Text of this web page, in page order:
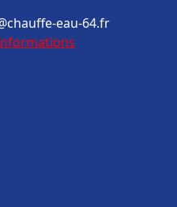
eau-64.fr